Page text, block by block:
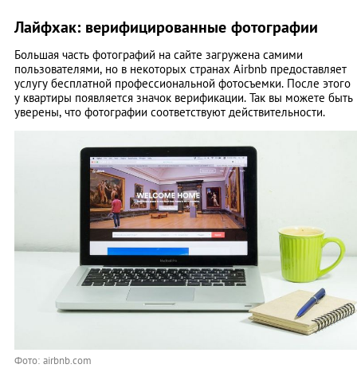
Лайфхак: верифицированные фотографии
Большая часть фотографий на сайте загружена самими
пользователями, но в некоторых странах Airbnb предоставляет
услугу бесплатной профессиональной фотосъемки. После этого
у квартиры появляется значок верификации. Так вы можете быть
уверены, что фотографии соответствуют действительности.
Фото: airbnb.com